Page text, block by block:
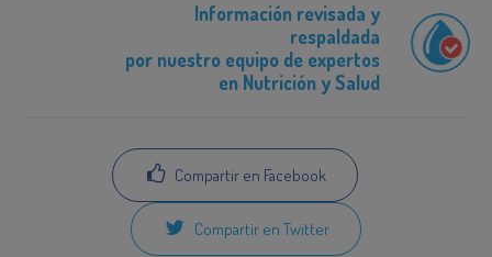
Información revisada y
respaldada
por nuestro equipo de expertos
en Nutrición y Salud
Compartir en Facebook
Compartir en Twitter